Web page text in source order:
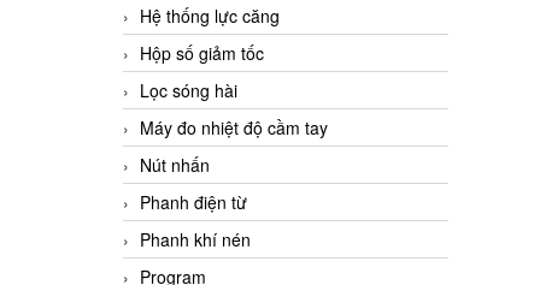
Hệ thống lực căng
Hộp số giảm tốc
Lọc sóng hài
Máy đo nhiệt độ cầm tay
Nút nhấn
Phanh điện từ
Phanh khí nén
Program